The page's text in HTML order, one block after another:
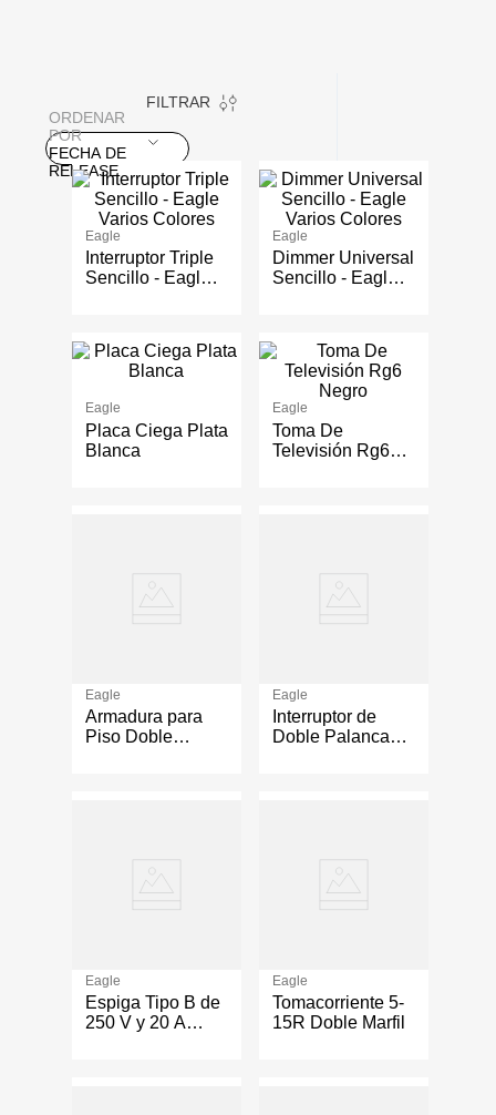
FILTRAR
ORDENAR
POR
FECHA DE
RELEASE
Eagle
Interruptor Triple
Sencillo - Eagle
Eagle
Dimmer Universal
Sencillo - Eagle
Eagle
Placa Ciega Plata
Blanca
Eagle
Toma De
Televisión Rg6
Eagle
Armadura para
Piso Doble
Eagle
Interruptor de
Doble Palanca
Eagle
Espiga Tipo B de
250 V y 20 A
Eagle
Tomacorriente 5-
15R Doble Marfil